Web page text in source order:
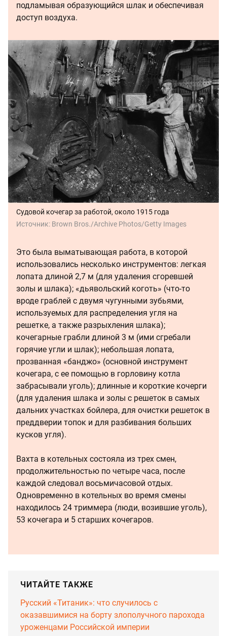
подламывая образующийся шлак и обеспечивая
доступ воздуха.
Судовой кочегар за работой, около 1915 года
Источник: Brown Bros./Archive Photos/Getty Images
Это была выматывающая работа, в которой
использовались несколько инструментов: легкая
лопата длиной 2,7 м (для удаления сгоревшей
золы и шлака); «дьявольский коготь» (что-то
вроде граблей с двумя чугунными зубьями,
используемых для распределения угля на
решетке, а также разрыхления шлака);
кочегарные грабли длиной 3 м (ими сгребали
горячие угли и шлак); небольшая лопата,
прозванная «банджо» (основной инструмент
кочегара, с ее помощью в горловину котла
забрасывали уголь); длинные и короткие кочерги
(для удаления шлака и золы с решеток в самых
дальних участках бойлера, для очистки решеток в
преддверии топок и для разбивания больших
кусков угля).
Вахта в котельных состояла из трех смен,
продолжительностью по четыре часа, после
каждой следовал восьмичасовой отдых.
Одновременно в котельных во время смены
находилось 24 триммера (люди, возившие уголь),
53 кочегара и 5 старших кочегаров.
ЧИТАЙТЕ ТАКЖЕ
Русский «Титаник»: что случилось с
оказавшимися на борту злополучного парохода
уроженцами Российской империи